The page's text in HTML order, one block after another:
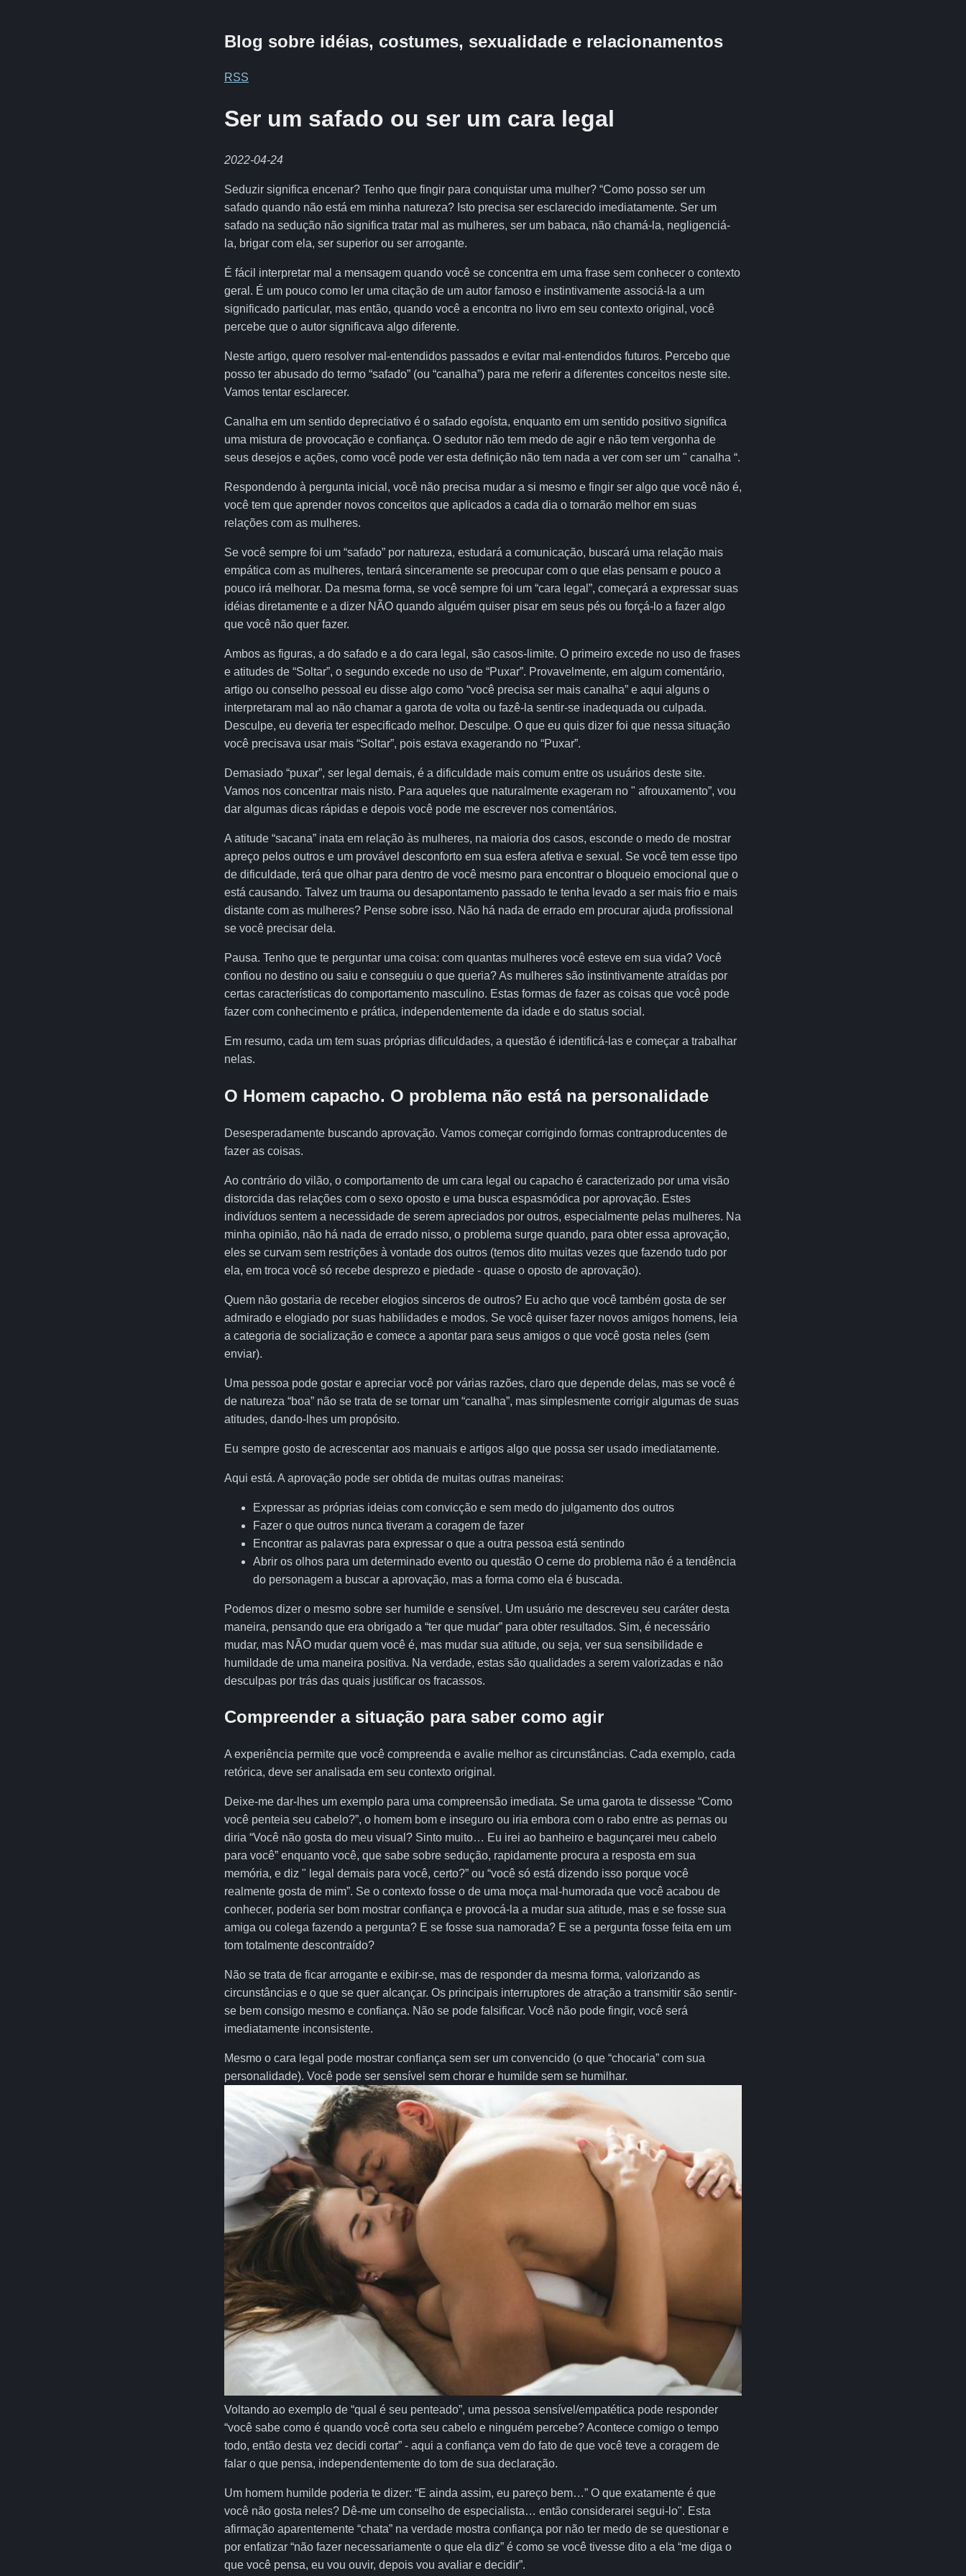
Blog sobre idéias, costumes, sexualidade e relacionamentos
RSS
Ser um safado ou ser um cara legal
2022-04-24
Seduzir significa encenar? Tenho que fingir para conquistar uma mulher? “Como posso ser um
safado quando não está em minha natureza? Isto precisa ser esclarecido imediatamente. Ser um
safado na sedução não significa tratar mal as mulheres, ser um babaca, não chamá-la, negligenciá-
la, brigar com ela, ser superior ou ser arrogante.
É fácil interpretar mal a mensagem quando você se concentra em uma frase sem conhecer o contexto
geral. É um pouco como ler uma citação de um autor famoso e instintivamente associá-la a um
significado particular, mas então, quando você a encontra no livro em seu contexto original, você
percebe que o autor significava algo diferente.
Neste artigo, quero resolver mal-entendidos passados e evitar mal-entendidos futuros. Percebo que
posso ter abusado do termo “safado” (ou “canalha”) para me referir a diferentes conceitos neste site.
Vamos tentar esclarecer.
Canalha em um sentido depreciativo é o safado egoísta, enquanto em um sentido positivo significa
uma mistura de provocação e confiança. O sedutor não tem medo de agir e não tem vergonha de
seus desejos e ações, como você pode ver esta definição não tem nada a ver com ser um " canalha “.
Respondendo à pergunta inicial, você não precisa mudar a si mesmo e fingir ser algo que você não é,
você tem que aprender novos conceitos que aplicados a cada dia o tornarão melhor em suas
relações com as mulheres.
Se você sempre foi um “safado” por natureza, estudará a comunicação, buscará uma relação mais
empática com as mulheres, tentará sinceramente se preocupar com o que elas pensam e pouco a
pouco irá melhorar. Da mesma forma, se você sempre foi um “cara legal”, começará a expressar suas
idéias diretamente e a dizer NÃO quando alguém quiser pisar em seus pés ou forçá-lo a fazer algo
que você não quer fazer.
Ambos as figuras, a do safado e a do cara legal, são casos-limite. O primeiro excede no uso de frases
e atitudes de “Soltar”, o segundo excede no uso de “Puxar”. Provavelmente, em algum comentário,
artigo ou conselho pessoal eu disse algo como “você precisa ser mais canalha” e aqui alguns o
interpretaram mal ao não chamar a garota de volta ou fazê-la sentir-se inadequada ou culpada.
Desculpe, eu deveria ter especificado melhor. Desculpe. O que eu quis dizer foi que nessa situação
você precisava usar mais “Soltar”, pois estava exagerando no “Puxar”.
Demasiado “puxar”, ser legal demais, é a dificuldade mais comum entre os usuários deste site.
Vamos nos concentrar mais nisto. Para aqueles que naturalmente exageram no " afrouxamento”, vou
dar algumas dicas rápidas e depois você pode me escrever nos comentários.
A atitude “sacana” inata em relação às mulheres, na maioria dos casos, esconde o medo de mostrar
apreço pelos outros e um provável desconforto em sua esfera afetiva e sexual. Se você tem esse tipo
de dificuldade, terá que olhar para dentro de você mesmo para encontrar o bloqueio emocional que o
está causando. Talvez um trauma ou desapontamento passado te tenha levado a ser mais frio e mais
distante com as mulheres? Pense sobre isso. Não há nada de errado em procurar ajuda profissional
se você precisar dela.
Pausa. Tenho que te perguntar uma coisa: com quantas mulheres você esteve em sua vida? Você
confiou no destino ou saiu e conseguiu o que queria? As mulheres são instintivamente atraídas por
certas características do comportamento masculino. Estas formas de fazer as coisas que você pode
fazer com conhecimento e prática, independentemente da idade e do status social.
Em resumo, cada um tem suas próprias dificuldades, a questão é identificá-las e começar a trabalhar
nelas.
O Homem capacho. O problema não está na personalidade
Desesperadamente buscando aprovação. Vamos começar corrigindo formas contraproducentes de
fazer as coisas.
Ao contrário do vilão, o comportamento de um cara legal ou capacho é caracterizado por uma visão
distorcida das relações com o sexo oposto e uma busca espasmódica por aprovação. Estes
indivíduos sentem a necessidade de serem apreciados por outros, especialmente pelas mulheres. Na
minha opinião, não há nada de errado nisso, o problema surge quando, para obter essa aprovação,
eles se curvam sem restrições à vontade dos outros (temos dito muitas vezes que fazendo tudo por
ela, em troca você só recebe desprezo e piedade - quase o oposto de aprovação).
Quem não gostaria de receber elogios sinceros de outros? Eu acho que você também gosta de ser
admirado e elogiado por suas habilidades e modos. Se você quiser fazer novos amigos homens, leia
a categoria de socialização e comece a apontar para seus amigos o que você gosta neles (sem
enviar).
Uma pessoa pode gostar e apreciar você por várias razões, claro que depende delas, mas se você é
de natureza “boa” não se trata de se tornar um “canalha”, mas simplesmente corrigir algumas de suas
atitudes, dando-lhes um propósito.
Eu sempre gosto de acrescentar aos manuais e artigos algo que possa ser usado imediatamente.
Aqui está. A aprovação pode ser obtida de muitas outras maneiras:
Expressar as próprias ideias com convicção e sem medo do julgamento dos outros
Fazer o que outros nunca tiveram a coragem de fazer
Encontrar as palavras para expressar o que a outra pessoa está sentindo
Abrir os olhos para um determinado evento ou questão O cerne do problema não é a tendência
do personagem a buscar a aprovação, mas a forma como ela é buscada.
Podemos dizer o mesmo sobre ser humilde e sensível. Um usuário me descreveu seu caráter desta
maneira, pensando que era obrigado a “ter que mudar” para obter resultados. Sim, é necessário
mudar, mas NÃO mudar quem você é, mas mudar sua atitude, ou seja, ver sua sensibilidade e
humildade de uma maneira positiva. Na verdade, estas são qualidades a serem valorizadas e não
desculpas por trás das quais justificar os fracassos.
Compreender a situação para saber como agir
A experiência permite que você compreenda e avalie melhor as circunstâncias. Cada exemplo, cada
retórica, deve ser analisada em seu contexto original.
Deixe-me dar-lhes um exemplo para uma compreensão imediata. Se uma garota te dissesse “Como
você penteia seu cabelo?”, o homem bom e inseguro ou iria embora com o rabo entre as pernas ou
diria “Você não gosta do meu visual? Sinto muito… Eu irei ao banheiro e bagunçarei meu cabelo
para você” enquanto você, que sabe sobre sedução, rapidamente procura a resposta em sua
memória, e diz " legal demais para você, certo?” ou “você só está dizendo isso porque você
realmente gosta de mim”. Se o contexto fosse o de uma moça mal-humorada que você acabou de
conhecer, poderia ser bom mostrar confiança e provocá-la a mudar sua atitude, mas e se fosse sua
amiga ou colega fazendo a pergunta? E se fosse sua namorada? E se a pergunta fosse feita em um
tom totalmente descontraído?
Não se trata de ficar arrogante e exibir-se, mas de responder da mesma forma, valorizando as
circunstâncias e o que se quer alcançar. Os principais interruptores de atração a transmitir são sentir-
se bem consigo mesmo e confiança. Não se pode falsificar. Você não pode fingir, você será
imediatamente inconsistente.
Mesmo o cara legal pode mostrar confiança sem ser um convencido (o que “chocaria” com sua
personalidade). Você pode ser sensível sem chorar e humilde sem se humilhar.
Voltando ao exemplo de “qual é seu penteado”, uma pessoa sensível/empatética pode responder
“você sabe como é quando você corta seu cabelo e ninguém percebe? Acontece comigo o tempo
todo, então desta vez decidi cortar” - aqui a confiança vem do fato de que você teve a coragem de
falar o que pensa, independentemente do tom de sua declaração.
Um homem humilde poderia te dizer: “E ainda assim, eu pareço bem…” O que exatamente é que
você não gosta neles? Dê-me um conselho de especialista… então considerarei segui-lo". Esta
afirmação aparentemente “chata” na verdade mostra confiança por não ter medo de se questionar e
por enfatizar “não fazer necessariamente o que ela diz” é como se você tivesse dito a ela “me diga o
que você pensa, eu vou ouvir, depois vou avaliar e decidir”.